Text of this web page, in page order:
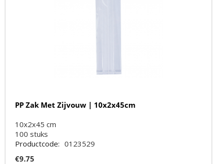
PP Zak Met Zijvouw | 10x2x45cm
10x2x45 cm
100 stuks
Productcode: 0123529
€9.75